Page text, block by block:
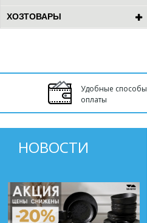
ХОЗТОВАРЫ
Удобные способы
оплаты
НОВОСТИ